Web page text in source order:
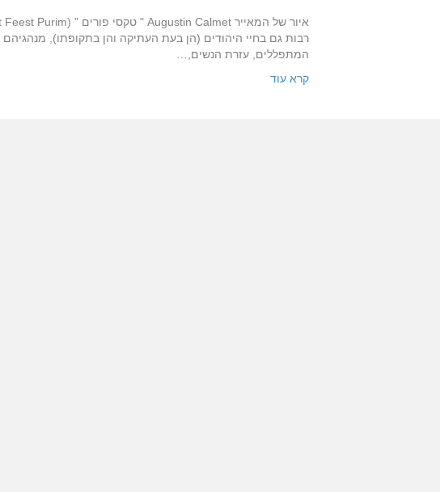
רבות גם בחיי היהודים (הן בעת העתיקה והן בתקופתו),
המתפללים, עזרת הנשים,…
קרא עוד